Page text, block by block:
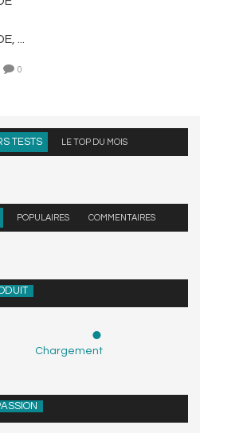
...
0
TESTS LE TOP DU MOIS
POPULAIRES COMMENTAIRES
Chargement